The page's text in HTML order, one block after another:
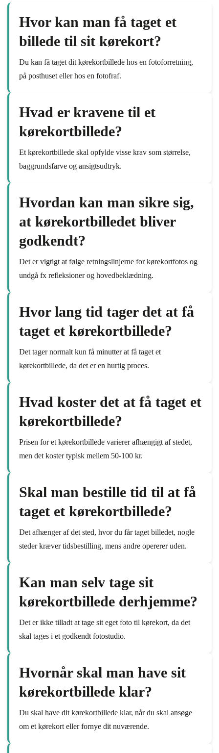
Hvor kan man få taget et
billede til sit kørekort?
Du kan få taget dit kørekortbillede hos en fotoforretning,
på posthuset eller hos en fotofraf.
Hvad er kravene til et
kørekortbillede?
Et kørekortbillede skal opfylde visse krav som størrelse,
baggrundsfarve og ansigtsudtryk.
Hvordan kan man sikre sig,
at kørekortbilledet bliver
godkendt?
Det er vigtigt at følge retningslinjerne for kørekortfotos og
undgå fx refleksioner og hovedbeklædning.
Hvor lang tid tager det at få
taget et kørekortbillede?
Det tager normalt kun få minutter at få taget et
kørekortbillede, da det er en hurtig proces.
Hvad koster det at få taget et
kørekortbillede?
Prisen for et kørekortbillede varierer afhængigt af stedet,
men det koster typisk mellem 50-100 kr.
Skal man bestille tid til at få
taget et kørekortbillede?
Det afhænger af det sted, hvor du får taget billedet, nogle
steder kræver tidsbestilling, mens andre opererer uden.
Kan man selv tage sit
kørekortbillede derhjemme?
Det er ikke tilladt at tage sit eget foto til kørekort, da det
skal tages i et godkendt fotostudio.
Hvornår skal man have sit
kørekortbillede klar?
Du skal have dit kørekortbillede klar, når du skal ansøge
om et kørekort eller fornye dit nuværende.